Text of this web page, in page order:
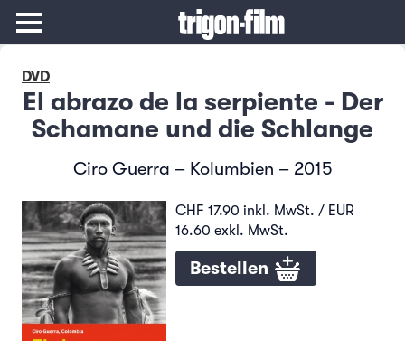
DVD
El abrazo de la serpiente - Der
Schamane und die Schlange
Ciro Guerra – Kolumbien – 2015
CHF 17.90 inkl. MwSt. / EUR
16.60 exkl. MwSt.
Bestellen